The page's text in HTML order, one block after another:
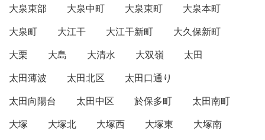
大泉東部
大泉中町 大泉東町
大泉本町
大泉町
大江干 大江干新町
大久保新町
大栗
大島 大清水 大双嶺
太田
太田薄波
太田北区
太田口通り
太田向陽台
太田中区 於保多町
太田南町
大塚
大塚北 大塚西 大塚東
大塚南